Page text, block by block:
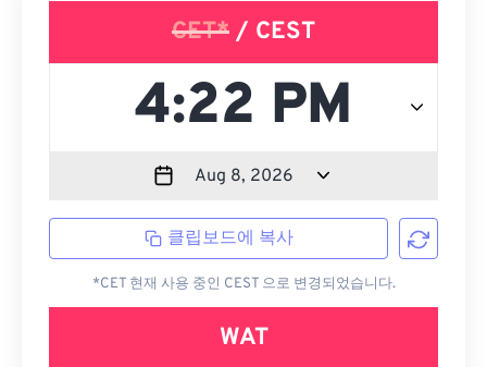
CET* / CEST
클립보드에 복사
*CET 현재 사용 중인 CEST 으로 변경되었습니다.
WAT